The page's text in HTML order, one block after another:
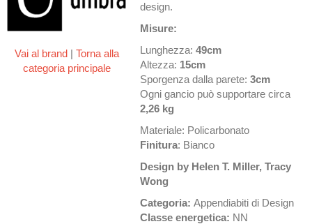
Vai al brand| Torna alla
categoria principale
design.
Misure:
Lunghezza:49cm
Altezza: 15cm
Sporgenza dalla parete:3cm
Ogni gancio può supportare circa
2,26 kg
Materiale: Policarbonato
Finitura: Bianco
Design by Helen T. Miller, Tracy
Wong
Categoria:Appendiabiti di Design
Classe energetica: NN